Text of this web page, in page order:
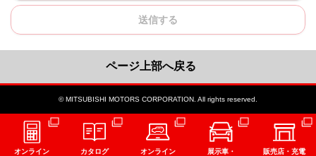
送信する
ページ上部へ戻る
© MITSUBISHI MOTORS CORPORATION. All rights reserved.
オンライン カタログ オンライン 展示車・ 販売店・充電